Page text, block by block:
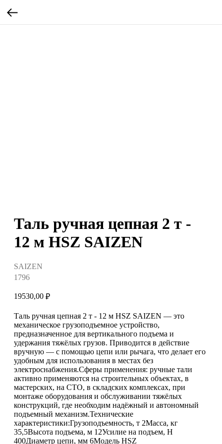
Таль ручная цепная 2 т -
12 м HSZ SAIZEN
SAIZEN
1796
19530,00 ₽
Таль ручная цепная 2 т - 12 м HSZ SAIZEN — это
механическое грузоподъемное устройство,
предназначенное для вертикального подъема и
удержания тяжёлых грузов. Приводится в действие
вручную — с помощью цепи или рычага, что делает его
удобным для использования в местах без
электроснабжения.Сферы применения: ручные тали
активно применяются на строительных объектах, в
мастерских, на СТО, в складских комплексах, при
монтаже оборудования и обслуживании тяжёлых
конструкций, где необходим надёжный и автономный
подъемный механизм.Технические
характеристики:Грузоподъемность, т 2Масса, кг
35,5Высота подъема, м 12Усилие на подъем, H
400Диаметр цепи, мм 6Модель HSZ